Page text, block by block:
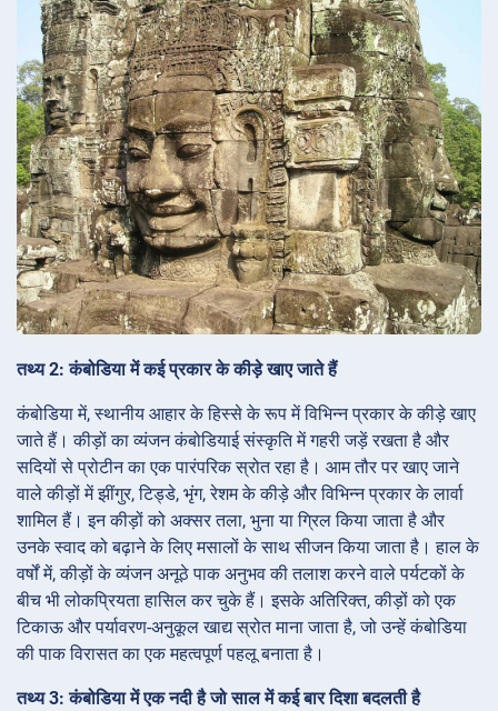
तथ्य 2: कंबोडिया में कई प्रकार के कीड़े खाए जाते हैं
कंबोडिया में, स्थानीय आहार के हिस्से के रूप में विभिन्न प्रकार के कीड़े खाए
जाते हैं। कीड़ों का व्यंजन कंबोडियाई संस्कृति में गहरी जड़ें रखता है और
सदियों से प्रोटीन का एक पारंपरिक स्रोत रहा है। आम तौर पर खाए जाने
वाले कीड़ों में झींगुर, टिड्डे, भृंग, रेशम के कीड़े और विभिन्न प्रकार के लार्वा
शामिल हैं। इन कीड़ों को अक्सर तला, भुना या ग्रिल किया जाता है और
उनके स्वाद को बढ़ाने के लिए मसालों के साथ सीजन किया जाता है। हाल के
वर्षों में, कीड़ों के व्यंजन अनूठे पाक अनुभव की तलाश करने वाले पर्यटकों के
बीच भी लोकप्रियता हासिल कर चुके हैं। इसके अतिरिक्त, कीड़ों को एक
टिकाऊ और पर्यावरण-अनुकूल खाद्य स्रोत माना जाता है, जो उन्हें कंबोडिया
की पाक विरासत का एक महत्वपूर्ण पहलू बनाता है।
तथ्य 3: कंबोडिया में एक नदी है जो साल में कई बार दिशा बदलती है